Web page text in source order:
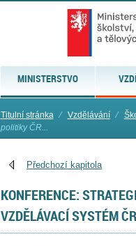
MINISTERSTVO
Titulní stránka ⁄ Vzdělávání ⁄
politiky ČR...
Předchozí kapitola
KONFERENCE:
VZDĚLÁVACÍ SYSTÉM